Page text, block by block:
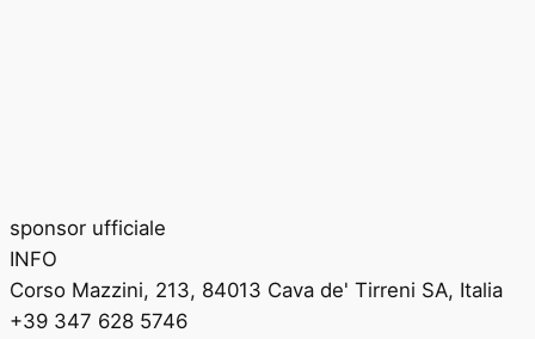
sponsor ufficiale
INFO
Corso Mazzini, 213, 84013 Cava de' Tirreni SA, Italia
+39 347 628 5746